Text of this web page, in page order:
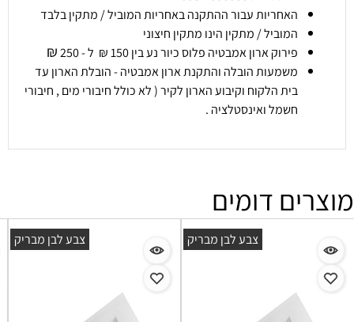
האחריות עבור ההתקנה באחריות המוביל / מתקין בלבד
המוביל / מתקין הינו מתקין חיצוני
פירוק ארון אמבטיה פלוס כיור נע בין 150 ₪ ל - 250
₪
משמעות הובלה והתקנת ארון אמבטיה - הובלת הארון עד
בית הלקוח וקיבוע הארון לקיר ( לא כולל חיבורי מים , חיבורי
חשמל ואינסטלציה .
מוצרים דומים
צבע לבן מבריק צבע לבן מבריק